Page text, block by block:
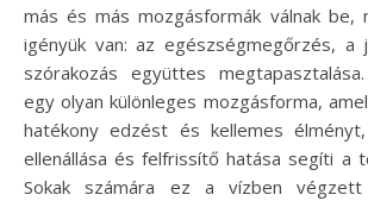
más és más mozgásformák válnak be,
igényük van: az egészségmegőrzés,
szórakozás együttes
egy olyan különleges mozgásforma,
hatékony edzést és kellemes
ellenállása és felfrissítő hatása segíti a
Sokak számára ez a vízben